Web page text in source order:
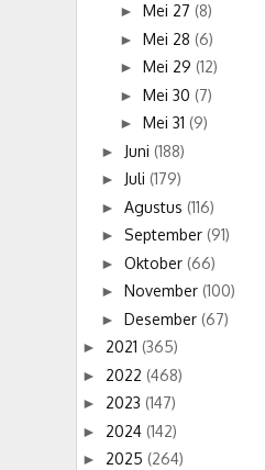
► Mei 27 (8)
► Mei 28 (6)
► Mei 29 (12)
► Mei 30 (7)
► Mei 31 (9)
► Juni (188)
► Juli (179)
► Agustus (116)
► September (91)
► Oktober (66)
► November (100)
► Desember (67)
► 2021 (365)
► 2022 (468)
► 2023 (147)
► 2024 (142)
► 2025 (264)